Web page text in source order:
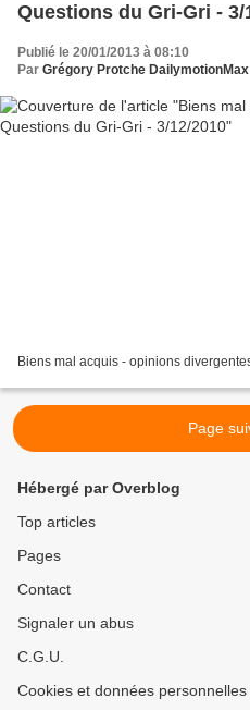
Questions du Gri-Gri - 3/
Publié le 20/01/2013 à 08:10
Par Grégory Protche
Biens mal acquis - opinions
Page
Hébergé par Overblog
Top articles
Pages
Contact
Signaler un abus
C.G.U.
Cookies et données personnelles